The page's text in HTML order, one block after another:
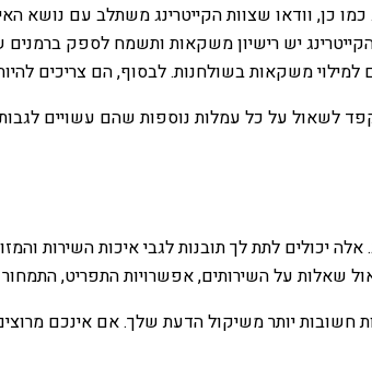
כן, וודאו שצוות הקייטרינג משתלב עם נושא
יש רישיון משקאות ותשמח לספק
משקאות בשולחנות. לבסוף, הם צריכים
לשאול על כל עמלות נוספות שהם עשויים
יכולים לתת לך תובנות לגבי איכות השירות
שאלות על השירותים, אפשרויות התפריט,
חשובות יותר משיקול הדעת שלך. אם אינכם